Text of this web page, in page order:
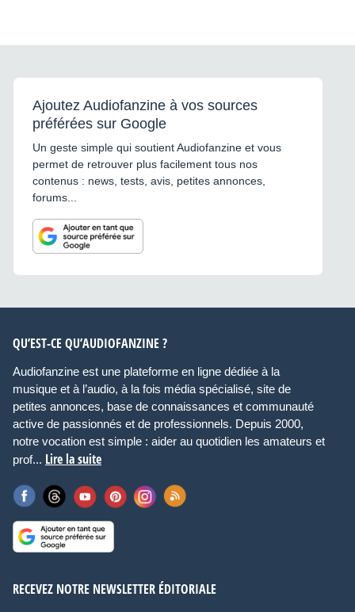
Ajoutez Audiofanzine à vos sources
préférées sur Google
Un geste simple qui soutient Audiofanzine et vous
permet de retrouver plus facilement tous nos
contenus : news, tests, avis, petites annonces,
forums...
QU’EST-CE QU’AUDIOFANZINE ?
Audiofanzine est une plateforme en ligne dédiée à la
musique et à l’audio, à la fois média spécialisé, site de
petites annonces, base de connaissances et communauté
active de passionnés et de professionnels. Depuis 2000,
notre vocation est simple : aider au quotidien les amateurs et
prof... Lire la suite
RECEVEZ NOTRE NEWSLETTER ÉDITORIALE